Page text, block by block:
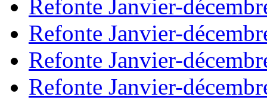
Refonte Janvier-
Refonte Janvier-
Refonte Janvier-
Refonte Janvier-